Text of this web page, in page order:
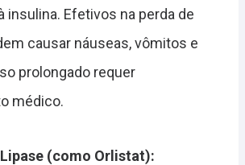
insulina. Efetivos na perda de
causar náuseas, vômitos e
prolongado requer
médico.
(como Orlistat):